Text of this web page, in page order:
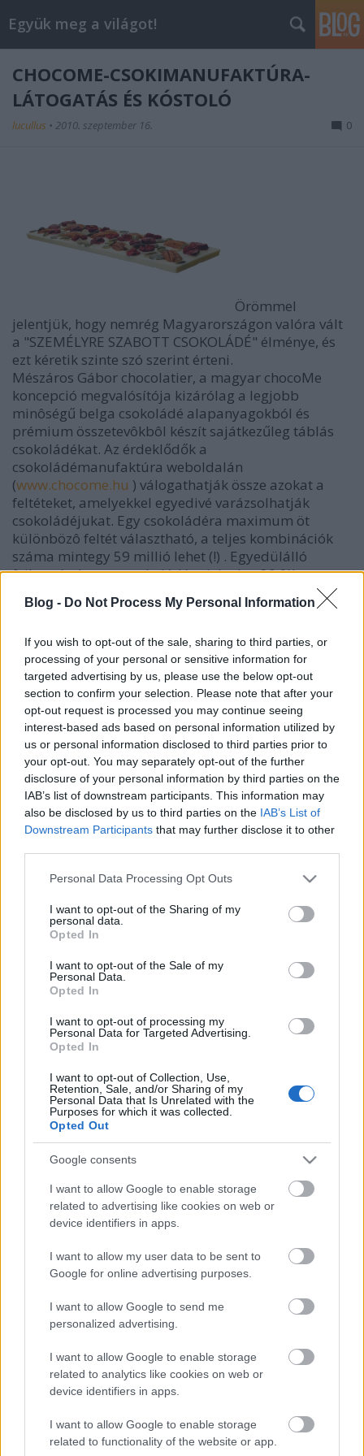
Blog - Do Not Process My Personal Information
If you wish to opt-out of the sale, sharing to third parties, or
processing of your personal or sensitive information for
targeted advertising by us, please use the below opt-out
section to confirm your selection. Please note that after your
opt-out request is processed you may continue seeing
interest-based ads based on personal information utilized by
us or personal information disclosed to third parties prior to
your opt-out. You may separately opt-out of the further
disclosure of your personal information by third parties on the
IAB’s list of downstream participants. This information may
also be disclosed by us to third parties on the IAB’s List of
Downstream Participants that may further disclose it to other
Please note that this website/app uses one or more Google
not limited to your visit or usage behaviour. You may click to
grant or deny consent to Google and its third-party tags to
use your data for below specified purposes in below Google
consent section.
Personal Data Processing Opt Outs
I want to opt-out of the Sharing of my
personal data.
Opted In
I want to opt-out of the Sale of my
Personal Data.
Opted In
I want to opt-out of processing my
Personal Data for Targeted Advertising.
Opted In
I want to opt-out of Collection, Use,
Retention, Sale, and/or Sharing of my
Personal Data that Is Unrelated with the
Purposes for which it was collected.
Opted Out
Google consents
I want to allow Google to enable storage
related to advertising like cookies on web or
device identifiers in apps.
I want to allow my user data to be sent to
Google for online advertising purposes.
I want to allow Google to send me
personalized advertising.
I want to allow Google to enable storage
related to analytics like cookies on web or
device identifiers in apps.
I want to allow Google to enable storage
related to functionality of the website or app.
Együk meg a világot!
CHOCOME-CSOKIMANUFAKTÚRA-
LÁTOGATÁS ÉS KÓSTOLÓ
lucullus • 2010. szeptember 16. 0
Örömmel
jelentjük, hogy nemrég Magyarországon valóra vált
a "SZEMÉLYRE SZABOTT CSOKOLÁDÉ" élménye, és
ezt kéretik szinte szó szerint érteni.
Mészáros Gábor chocolatier, a magyar chocoMe
koncepció megvalósítója kizárólag a legjobb
minôségű belga csokoládé alapanyagokból és
prémium összetevôkbôl készít sajátkezűleg táblás
csokoládékat. Az érdeklődők a
csokoládémanufaktúra weboldalán
(www.chocome.hu ) válogathatják össze azokat a
feltéteket, amelyekkel egyedivé varázsolhatják
csokoládéjukat. Egy csokoládéra maximum öt
különbözô feltét választható, a teljes kombinációk
száma mintegy 59 millió lehet (!) . Egyedülálló
fejlesztés, hogy a csokoládéra jelenleg 80 féle
különleges feltét közül válogathat a vásárló, ilyenek
például a Hawaii szigetérôl
az Etna lábánál termesztett világhírű brontei
pisztácia, a goji bogyó, a narancsbors fűszerkeverék,
ehető virágok, az eredeti 23 karátos ehetô arany, a
liofi lizált gurulós málna, vagy akár a Häribo
Goldbaren.
Fotók elérhetőek itt:
Nos, míg őszi főzőkurzusaink várattak magukra,
addig is csokoládékészítési bemutatóra, illetve
csokimanufúktúra látogatásra invitáltuk a kedves
érdeklődőket.
Állítjuk: ez a kalandunk meglehetősen
rendhagyónak volt tekinthető. A most nyílt chocoMe
csokoládémanufaktúrába vitt az utunk mindenféle
állagú, ízű csokoládét megkóstolni, a csokikészítési
folyamatokkal behatóan ismerkedni, temperálni,
hőfokokat mérni, és "személyre szabott" táblás
csokoládét készíteni. Az esemény elég ritka jelenség
Magyarországon; és reméljük, mindenkinek tetszeni
is fog. (Kicsit olyan volt, mint a "Charlie és a
Csokigyár" c. film. ). Ilyet a jövőben is fogunk majd
szervezni, mivel óriási érdeklődés, és sokszoros
túljelentkezés volt jellemző az eseményekre.
Fotók az eseményről: